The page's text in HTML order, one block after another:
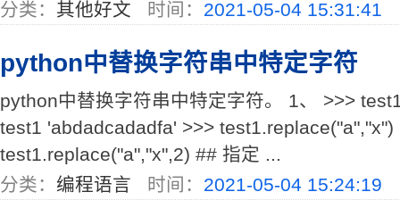
分类： 其他好文 时间： 2021-05-04 15:31:41
python中替换字符串中特定字符
python中替换字符串中特定字符。 1、 >>>
test1 'abdadcadadfa' >>>
test1.replace("a","x",2) ## 指定 ...
分类： 编程语言 时间： 2021-05-04 15:24:19